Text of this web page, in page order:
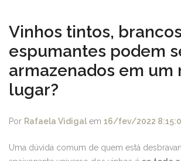
Vinhos tintos,
espumantes podem
armazenados em um
lugar?
Por Rafaela Vidigal em 16/fev/2022
Uma dúvida comum de quem está